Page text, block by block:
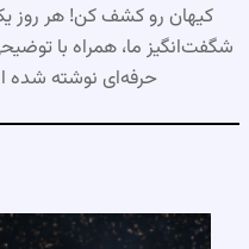
کیهان رو کشف کن! هر روز
شگفت‌انگیز ما، همراه با
حرفه‌ای نوشته